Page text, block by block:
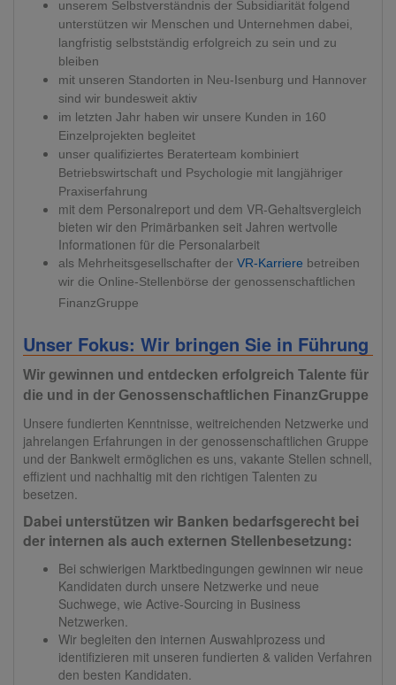
unserem Selbstverständnis der Subsidiarität folgend
unterstützen wir Menschen und Unternehmen dabei,
langfristig selbstständig erfolgreich zu sein und zu
bleiben
mit unseren Standorten in Neu-Isenburg und Hannover
sind wir bundesweit aktiv
im letzten Jahr haben wir unsere Kunden in 160
Einzelprojekten begleitet
unser qualifiziertes Beraterteam kombiniert
Betriebswirtschaft und Psychologie mit langjähriger
Praxiserfahrung
mit dem Personalreport und dem VR-Gehaltsvergleich
bieten wir den Primärbanken seit Jahren wertvolle
Informationen für die Personalarbeit
als Mehrheitsgesellschafter der VR-Karriere betreiben
wir die Online-Stellenbörse der genossenschaftlichen
FinanzGruppe
Unser Fokus: Wir bringen Sie in Führung
Wir gewinnen und entdecken erfolgreich Talente für
die und in der Genossenschaftlichen FinanzGruppe
Unsere fundierten Kenntnisse, weitreichenden Netzwerke und
jahrelangen Erfahrungen in der genossenschaftlichen Gruppe
und der Bankwelt ermöglichen es uns, vakante Stellen schnell,
effizient und nachhaltig mit den richtigen Talenten zu
besetzen.
Dabei unterstützen wir Banken bedarfsgerecht bei
der internen als auch externen Stellenbesetzung:
Bei schwierigen Marktbedingungen gewinnen wir neue
Kandidaten durch unsere Netzwerke und neue
Suchwege, wie Active-Sourcing in Business
Netzwerken.
Wir begleiten den internen Auswahlprozess und
identifizieren mit unseren fundierten & validen Verfahren
den besten Kandidaten.